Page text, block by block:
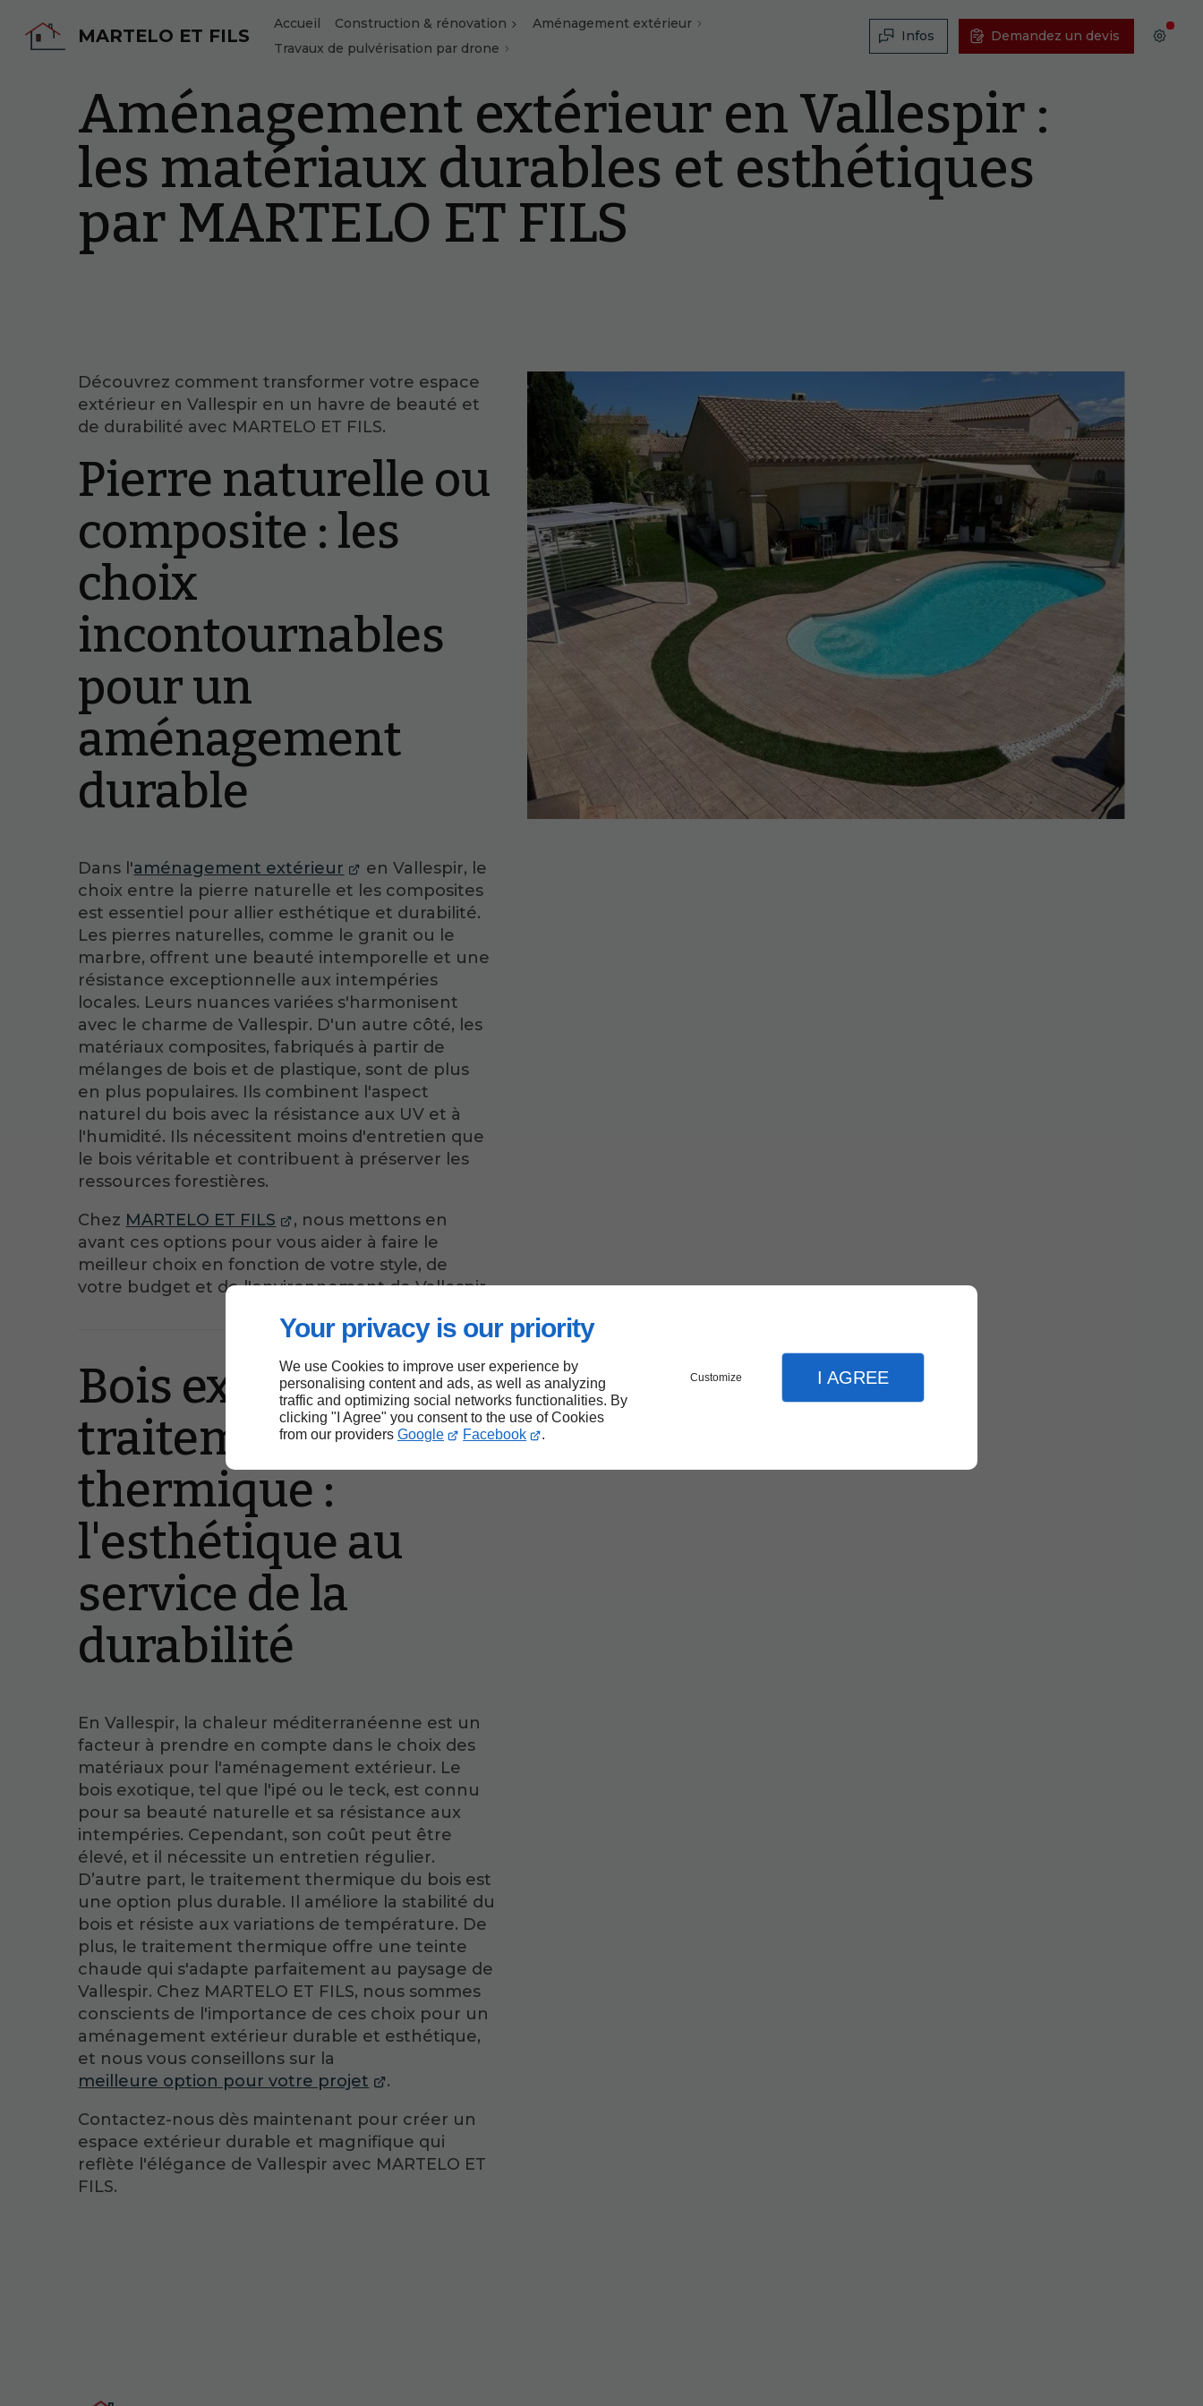
Your privacy is our priority
We use Cookies to improve user experience by
personalising content and ads, as well as analyzing
traffic and optimizing social networks functionalities. By
clicking "I Agree" you consent to the use of Cookies
from our providers Google Facebook .
Customize I AGREE
MARTELO ET FILS
Accueil Construction & rénovation
Aménagement extérieur
Travaux de pulvérisation par drone
Infos Demandez un devis
Aménagement extérieur en Vallespir :
les matériaux durables et esthétiques
par MARTELO ET FILS
Découvrez comment transformer votre espace
extérieur en Vallespir en un havre de beauté et
de durabilité avec MARTELO ET FILS.
Pierre naturelle ou
composite : les
choix
incontournables
pour un
aménagement
durable
Dans l'aménagement extérieur
en Vallespir, le
choix entre la pierre naturelle et les composites
est essentiel pour allier esthétique et durabilité.
Les pierres naturelles, comme le granit ou le
marbre, offrent une beauté intemporelle et une
résistance exceptionnelle aux intempéries
locales. Leurs nuances variées s'harmonisent
avec le charme de Vallespir. D'un autre côté, les
matériaux composites, fabriqués à partir de
mélanges de bois et de plastique, sont de plus
en plus populaires. Ils combinent l'aspect
naturel du bois avec la résistance aux UV et à
l'humidité. Ils nécessitent moins d'entretien que
le bois véritable et contribuent à préserver les
ressources forestières.
Chez MARTELO ET FILS
, nous mettons en
avant ces options pour vous aider à faire le
meilleur choix en fonction de votre style, de
votre budget et de l'environnement de Vallespir.
Bois exotique ou
traitement
thermique :
l'esthétique au
service de la
durabilité
En Vallespir, la chaleur méditerranéenne est un
facteur à prendre en compte dans le choix des
matériaux pour l'aménagement extérieur. Le
bois exotique, tel que l'ipé ou le teck, est connu
pour sa beauté naturelle et sa résistance aux
intempéries. Cependant, son coût peut être
élevé, et il nécessite un entretien régulier.
D’autre part, le traitement thermique du bois est
une option plus durable. Il améliore la stabilité du
bois et résiste aux variations de température. De
plus, le traitement thermique offre une teinte
chaude qui s'adapte parfaitement au paysage de
Vallespir. Chez MARTELO ET FILS, nous sommes
conscients de l'importance de ces choix pour un
aménagement extérieur durable et esthétique,
et nous vous conseillons sur la
meilleure option pour votre projet
.
Contactez-nous dès maintenant pour créer un
espace extérieur durable et magnifique qui
reflète l'élégance de Vallespir avec MARTELO ET
FILS.